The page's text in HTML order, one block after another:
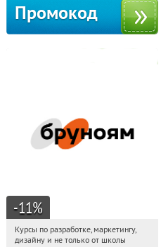
Промокод
-11%
21:31:51
Получи первым!
Курсы по разработке, маркетингу,
дизайну и не только от школы